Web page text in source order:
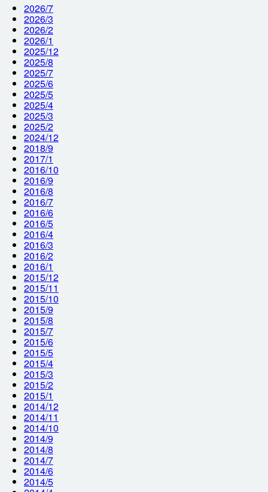
2026/7
2026/3
2026/2
2026/1
2025/12
2025/8
2025/7
2025/6
2025/5
2025/4
2025/3
2025/2
2024/12
2018/9
2017/1
2016/10
2016/9
2016/8
2016/7
2016/6
2016/5
2016/4
2016/3
2016/2
2016/1
2015/12
2015/11
2015/10
2015/9
2015/8
2015/7
2015/6
2015/5
2015/4
2015/3
2015/2
2015/1
2014/12
2014/11
2014/10
2014/9
2014/8
2014/7
2014/6
2014/5